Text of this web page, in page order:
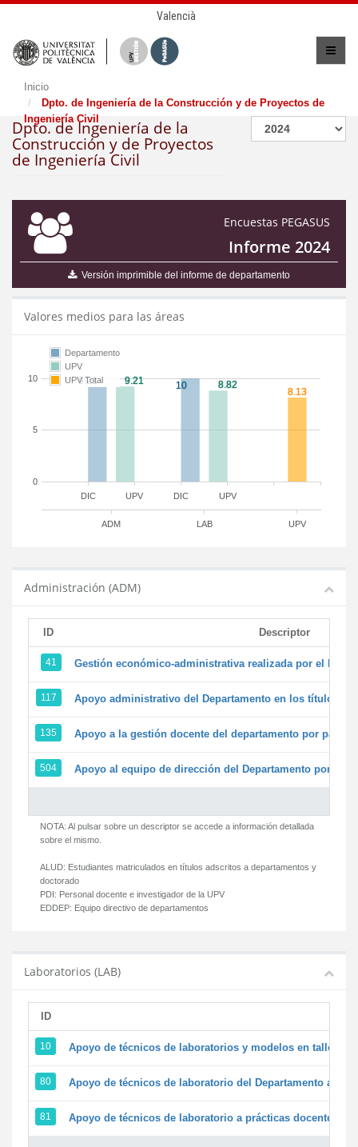
Valencià
Inicio
Dpto. de Ingeniería de la Construcción y de Proyectos de
Ingeniería Civil
Dpto. de Ingeniería de la
Construcción y de Proyectos
de Ingeniería Civil
Encuestas PEGASUS
Informe 2024
Versión imprimible del informe de departamento
Valores medios para las áreas
DIC DIC
UPV UPV
ADM LAB UPV
0
5
10
Departamento
UPV
UPV Total
Administración (ADM)
ID Descriptor
41 Gestión económico-administrativa realizada por el
117 Apoyo administrativo del Departamento en los títulos de
135 Apoyo a la gestión docente del departamento por parte
504 Apoyo al equipo de dirección del Departamento por
NOTA: Al pulsar sobre un descriptor se accede a información detallada
sobre el mismo.
ALUD: Estudiantes matriculados en títulos adscritos a departamentos y
doctorado
PDI: Personal docente e investigador de la UPV
EDDEP: Equipo directivo de departamentos
Laboratorios (LAB)
ID
10 Apoyo de técnicos de laboratorios y modelos en
80 Apoyo de técnicos de laboratorio del Departamento a la
81 Apoyo de técnicos de laboratorio a prácticas docentes y